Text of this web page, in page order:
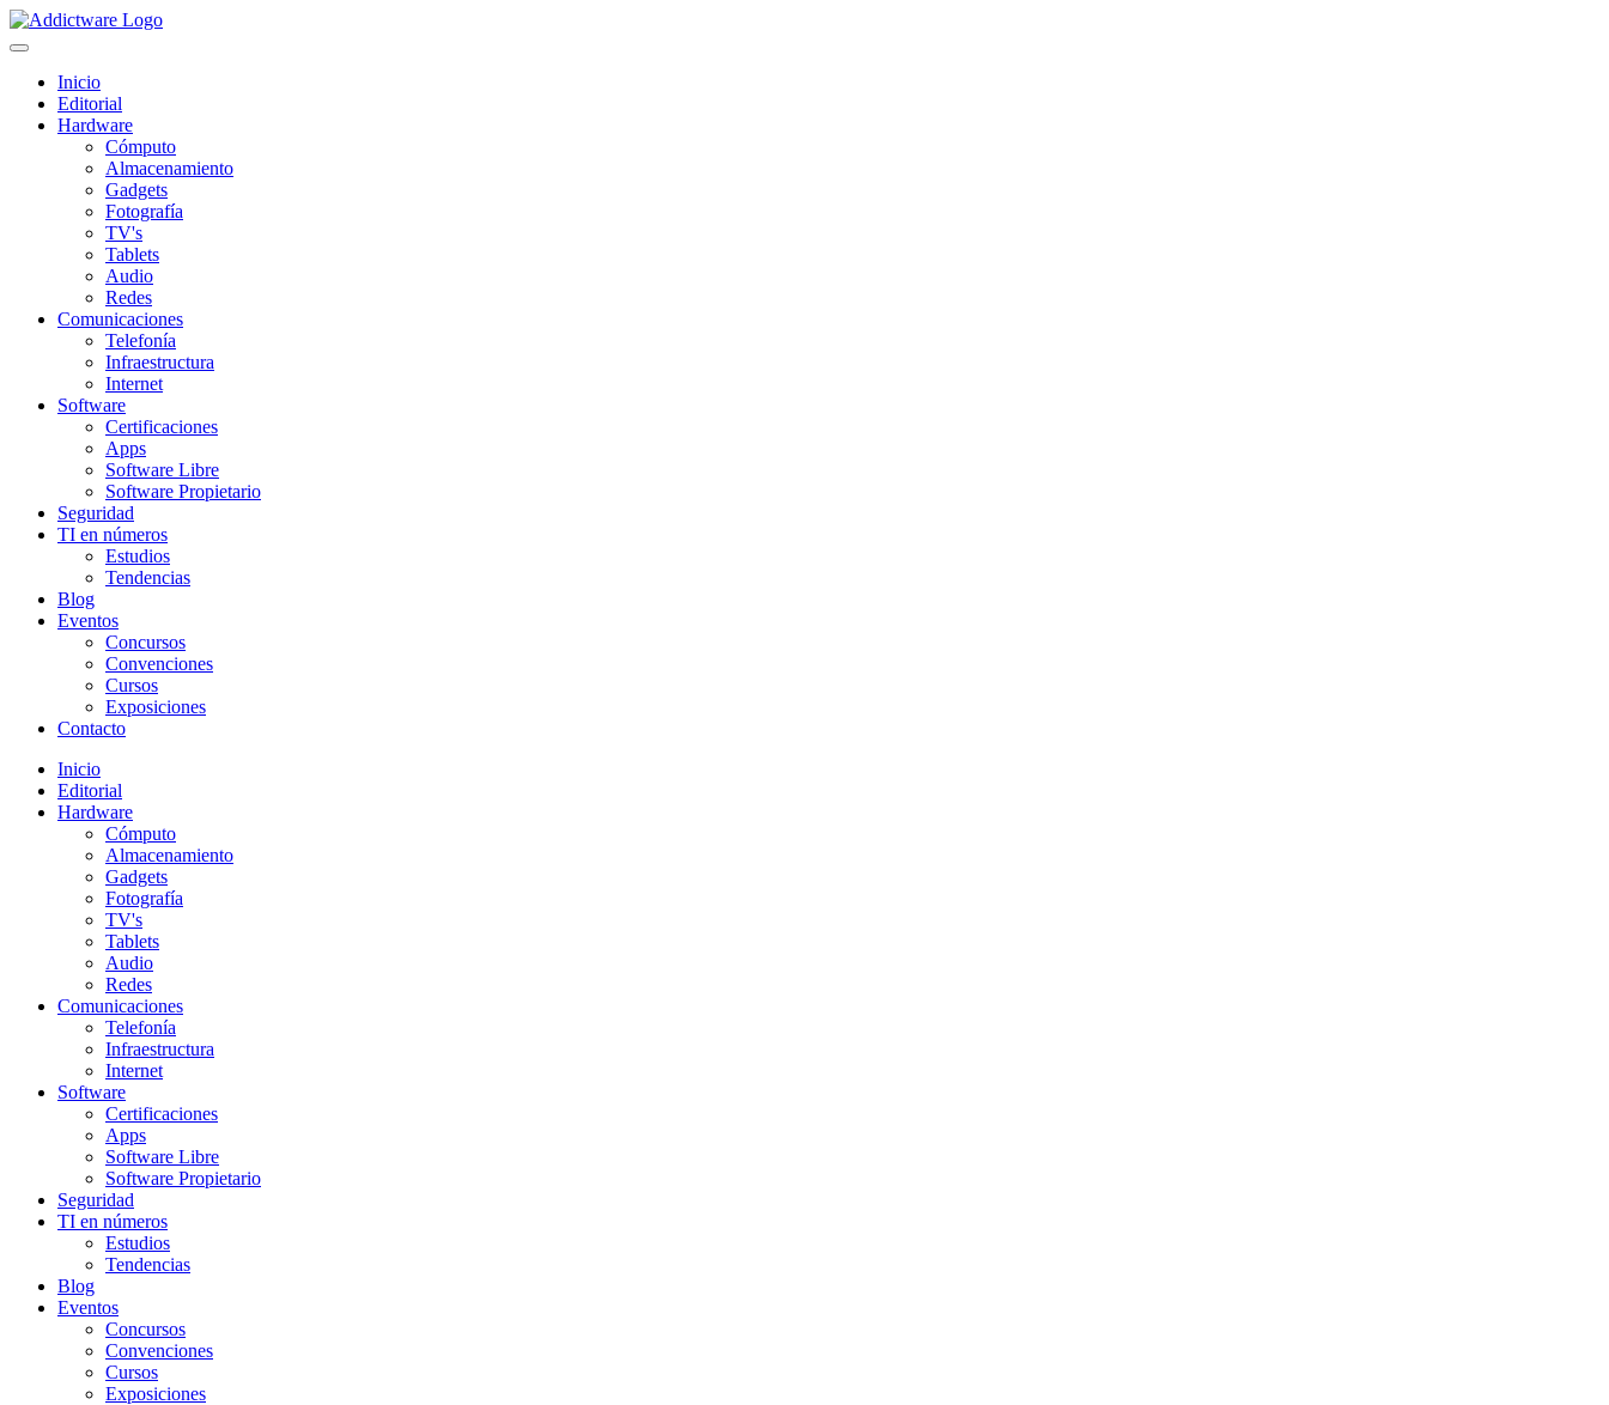
Inicio
Editorial
Hardware
Cómputo
Almacenamiento
Gadgets
Fotografía
TV's
Tablets
Audio
Redes
Comunicaciones
Telefonía
Infraestructura
Internet
Software
Certificaciones
Apps
Software Libre
Software Propietario
Seguridad
TI en números
Estudios
Tendencias
Blog
Eventos
Concursos
Convenciones
Cursos
Exposiciones
Contacto
Inicio
Editorial
Hardware
Cómputo
Almacenamiento
Gadgets
Fotografía
TV's
Tablets
Audio
Redes
Comunicaciones
Telefonía
Infraestructura
Internet
Software
Certificaciones
Apps
Software Libre
Software Propietario
Seguridad
TI en números
Estudios
Tendencias
Blog
Eventos
Concursos
Convenciones
Cursos
Exposiciones